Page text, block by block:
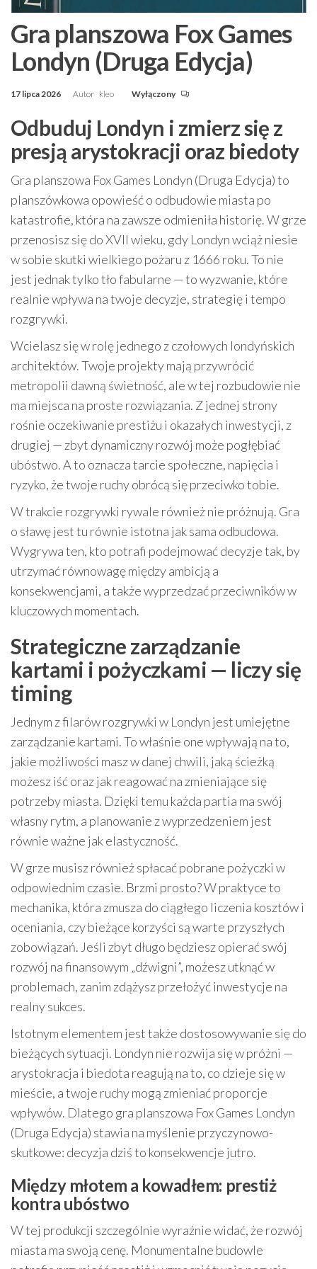
Gra planszowa Fox Games
Londyn (Druga Edycja)
17 lipca 2026 Autor kleo Wyłączony
Odbuduj Londyn i zmierz się z
presją arystokracji oraz biedoty
Gra planszowa Fox Games Londyn (Druga Edycja) to
planszówkowa opowieść o odbudowie miasta po
katastrofie, która na zawsze odmieniła historię. W grze
przenosisz się do XVII wieku, gdy Londyn wciąż niesie
w sobie skutki wielkiego pożaru z 1666 roku. To nie
jest jednak tylko tło fabularne — to wyzwanie, które
realnie wpływa na twoje decyzje, strategię i tempo
rozgrywki.
Wcielasz się w rolę jednego z czołowych londyńskich
architektów. Twoje projekty mają przywrócić
metropolii dawną świetność, ale w tej rozbudowie nie
ma miejsca na proste rozwiązania. Z jednej strony
rośnie oczekiwanie prestiżu i okazałych inwestycji, z
drugiej — zbyt dynamiczny rozwój może pogłębiać
ubóstwo. A to oznacza tarcie społeczne, napięcia i
ryzyko, że twoje ruchy obrócą się przeciwko tobie.
W trakcie rozgrywki rywale również nie próżnują. Gra
o sławę jest tu równie istotna jak sama odbudowa.
Wygrywa ten, kto potrafi podejmować decyzje tak, by
utrzymać równowagę między ambicją a
konsekwencjami, a także wyprzedzać przeciwników w
kluczowych momentach.
Strategiczne zarządzanie
kartami i pożyczkami — liczy się
timing
Jednym z filarów rozgrywki w Londyn jest umiejętne
zarządzanie kartami. To właśnie one wpływają na to,
jakie możliwości masz w danej chwili, jaką ścieżką
możesz iść oraz jak reagować na zmieniające się
potrzeby miasta. Dzięki temu każda partia ma swój
własny rytm, a planowanie z wyprzedzeniem jest
równie ważne jak elastyczność.
W grze musisz również spłacać pobrane pożyczki w
odpowiednim czasie. Brzmi prosto? W praktyce to
mechanika, która zmusza do ciągłego liczenia kosztów i
oceniania, czy bieżące korzyści są warte przyszłych
zobowiązań. Jeśli zbyt długo będziesz opierać swój
rozwój na finansowym „dźwigni”, możesz utknąć w
problemach, zanim zdążysz przełożyć inwestycje na
realny sukces.
Istotnym elementem jest także dostosowywanie się do
bieżących sytuacji. Londyn nie rozwija się w próżni —
arystokracja i biedota reagują na to, co dzieje się w
mieście, a twoje ruchy mogą zmieniać proporcje
wpływów. Dlatego gra planszowa Fox Games Londyn
(Druga Edycja) stawia na myślenie przyczynowo-
skutkowe: decyzja dziś to konsekwencje jutro.
Między młotem a kowadłem: prestiż
kontra ubóstwo
W tej produkcji szczególnie wyraźnie widać, że rozwój
miasta ma swoją cenę. Monumentalne budowle